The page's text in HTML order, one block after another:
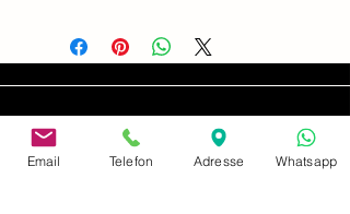
Email Telefon Adresse Whatsapp